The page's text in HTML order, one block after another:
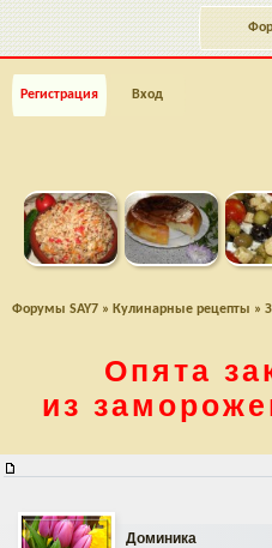
Регистрация Вход
Форумы SAY7 » Кулинарные рецепты »
Опята
из
Доминика